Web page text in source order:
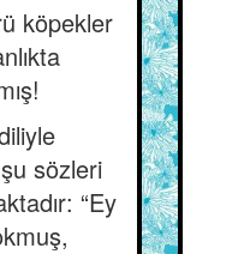
köpekler
sözleri
“Ey